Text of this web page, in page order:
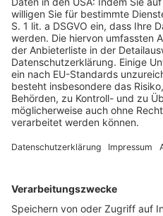
Regelung zur Umsetzung
werden kann, wenn dieses
in Art. 7 der Verordnung (EU)
Europäischen Parlaments
Oktober 2011 betreffend die
Verbraucher über
Verordnungen (EG) Nr. 1924/
des Europäischen
Aufhebung der Richtlinie 87/
1999/10/EGder Kommission,
Kommission und der
Kommission vorgesehene